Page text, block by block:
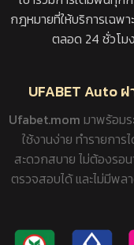
กฎหมายที่ให้บริการเฉพ
ตลอด 24 ชั่วโม
UFABET Auto ฝ
Ufabet.mom มาพร้อม
ใช้งานง่าย ทำรายกา
สะดวกสบาย ไม่ต้องรอ
ตรวจสอบได้ และไม่มีพ